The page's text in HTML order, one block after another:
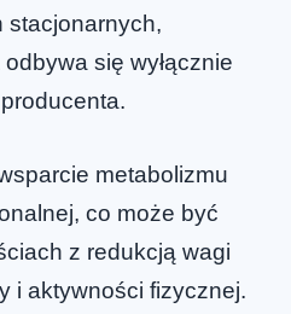
stacjonarnych,
się wyłącznie
metabolizmu
co może być
z redukcją wagi
i aktywności fizycznej.